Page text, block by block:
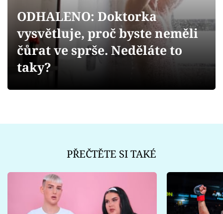
Videa
Sledujte prima+
ODHALENO: Doktorka
vysvětluje, proč byste neměli
čůrat ve sprše. Neděláte to
taky?
PŘEČTĚTE SI TAKÉ